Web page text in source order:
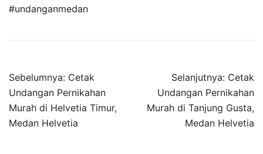
#undanganmedan
Sebelumnya: Cetak
Undangan Pernikahan
Murah di Helvetia Timur,
Medan Helvetia
Selanjutnya: Cetak
Undangan Pernikahan
Murah di Tanjung Gusta,
Medan Helvetia